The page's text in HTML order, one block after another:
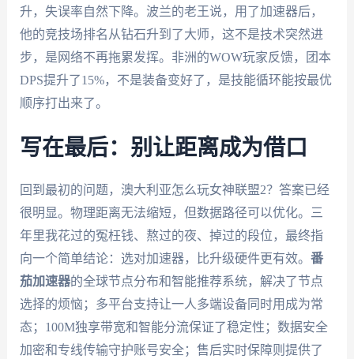
升，失误率自然下降。波兰的老王说，用了加速器后，
他的竞技场排名从钻石升到了大师，这不是技术突然进
步，是网络不再拖累发挥。非洲的WOW玩家反馈，团本
DPS提升了15%，不是装备变好了，是技能循环能按最优
顺序打出来了。
写在最后：别让距离成为借口
回到最初的问题，澳大利亚怎么玩女神联盟2？答案已经
很明显。物理距离无法缩短，但数据路径可以优化。三
年里我花过的冤枉钱、熬过的夜、掉过的段位，最终指
向一个简单结论：选对加速器，比升级硬件更有效。 番
茄加速器的全球节点分布和智能推荐系统，解决了节点
选择的烦恼；多平台支持让一人多端设备同时用成为常
态；100M独享带宽和智能分流保证了稳定性；数据安全
加密和专线传输守护账号安全；售后实时保障则提供了